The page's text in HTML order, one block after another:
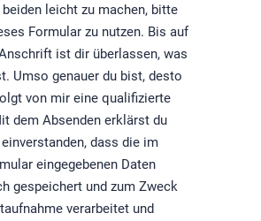
leicht zu machen, bitte
Formular zu nutzen. Bis auf
ist dir überlassen, was
Umso genauer du bist, desto
von mir eine qualifizierte
dem Absenden erklärst du
dass die im
eingegebenen Daten
gespeichert und zum Zweck
verarbeitet und